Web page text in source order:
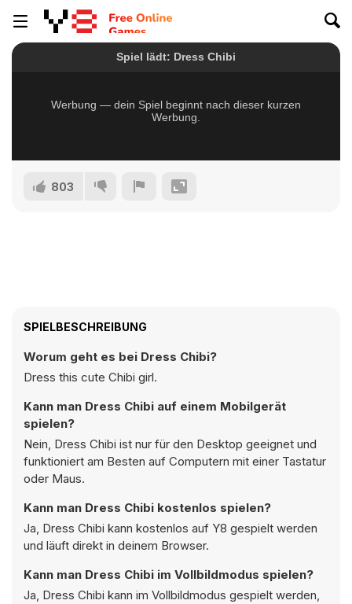
803
SPIELBESCHREIBUNG
Worum geht es bei Dress Chibi?
Dress this cute Chibi girl.
Kann man Dress Chibi auf einem Mobilgerät
spielen?
Nein, Dress Chibi ist nur für den Desktop geeignet und
funktioniert am Besten auf Computern mit einer Tastatur
oder Maus.
Kann man Dress Chibi kostenlos spielen?
Ja, Dress Chibi kann kostenlos auf Y8 gespielt werden
und läuft direkt in deinem Browser.
Kann man Dress Chibi im Vollbildmodus spielen?
Ja, Dress Chibi kann im Vollbildmodus gespielt werden,